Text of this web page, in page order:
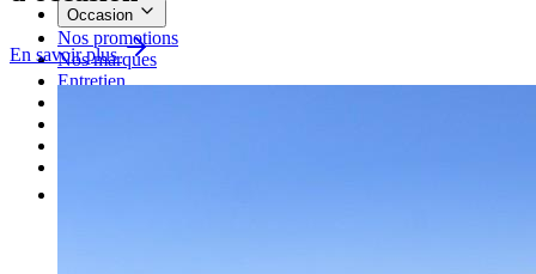
Occasion
Nos promotions
Nos marques
Entretien
En savoir plus